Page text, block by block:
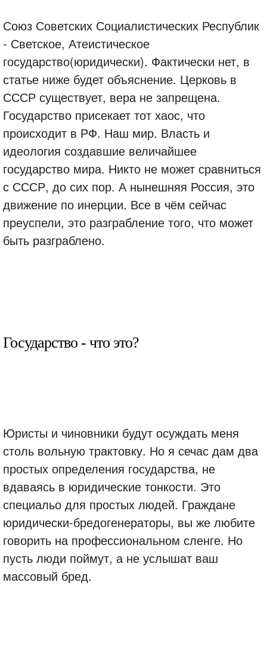
Союз Советских Социалистических Республик
- Светское, Атеистическое
государство(юридически). Фактически нет, в
статье ниже будет объяснение. Церковь в
СССР существует, вера не запрещена.
Государство присекает тот хаос, что
происходит в РФ. Наш мир. Власть и
идеология создавшие величайшее
государство мира. Никто не может сравниться
с СССР, до сих пор. А нынешняя Россия, это
движение по инерции. Все в чём сейчас
преуспели, это разграбление того, что может
быть разграблено.
Государство - что это?
Юристы и чиновники будут осуждать меня
столь вольную трактовку. Но я сечас дам два
простых определения государства, не
вдаваясь в юридические тонкости. Это
специальо для простых людей. Граждане
юридически-бредогенераторы, вы же любите
говорить на профессиональном сленге. Но
пусть люди поймут, а не услышат ваш
массовый бред.